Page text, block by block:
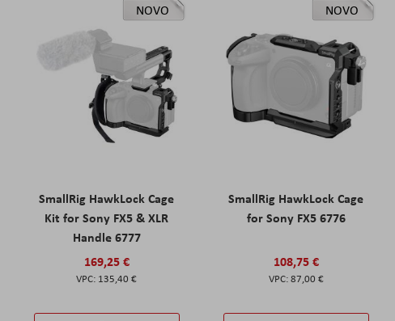
NOVO
SmallRig HawkLock Cage
Kit for Sony FX5 & XLR
Handle 6777
169,25 €
135,40 €
NOVO
SmallRig HawkLock Cage
for Sony FX5 6776
108,75 €
87,00 €